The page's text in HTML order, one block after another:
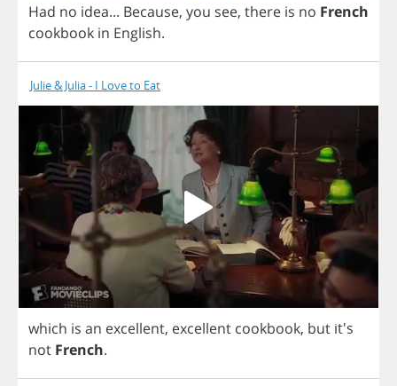
Had no idea... Because, you see, there is no French
cookbook in English.
Julie & Julia - I Love to Eat
which is an excellent, excellent cookbook, but it's
not French.